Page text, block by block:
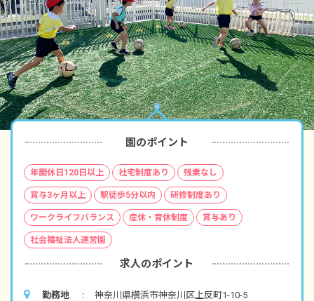
園のポイント
年間休日120日以上 社宅制度あり 残業なし
賞与3ヶ月以上 駅徒歩5分以内 研修制度あり
ワークライフバランス 産休・育休制度 賞与あり
社会福祉法人運営園
求人のポイント
勤務地
神奈川県横浜市神奈川区上反町1-10-5